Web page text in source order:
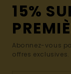
15%
Abonnez-vous
offres exclusives.